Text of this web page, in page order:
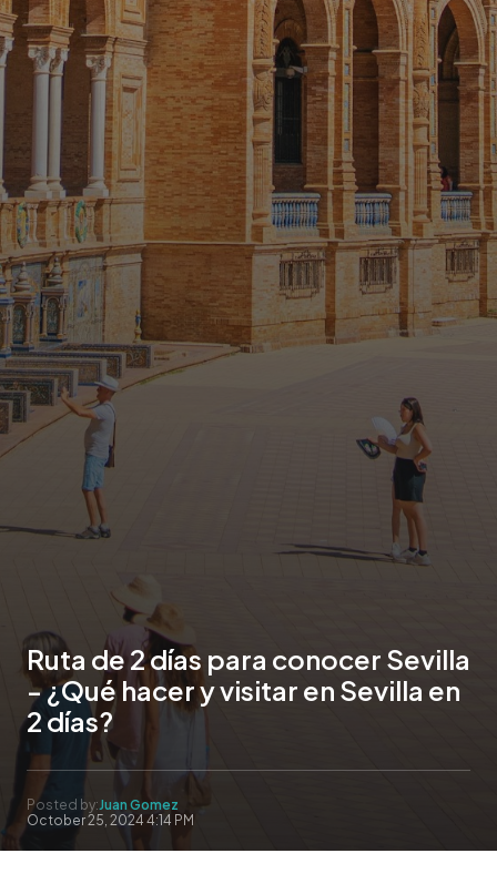
Ruta de 2 días para conocer Sevilla
- ¿Qué hacer y visitar en Sevilla en
2 días?
Posted by:Juan Gomez
October 25, 2024 4:14 PM